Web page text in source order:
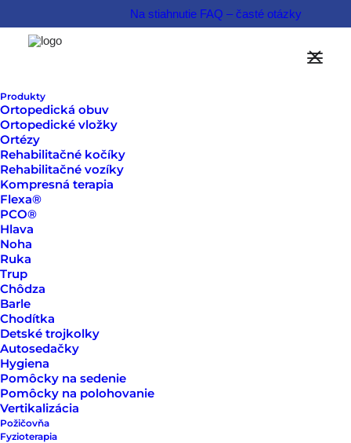
Na stiahnutie FAQ – časté otázky
Produkty
Ortopedická obuv
Ortopedické vložky
Ortézy
Rehabilitačné kočíky
Rehabilitačné vozíky
Kompresná terapia
Flexa®
PCO®
Hlava
Noha
Ruka
Trup
Chôdza
Barle
Chodítka
Detské trojkolky
Autosedačky
Hygiena
Pomôcky na sedenie
Pomôcky na polohovanie
Vertikalizácia
Požičovňa
Fyzioterapia
Informovať sa o produkte